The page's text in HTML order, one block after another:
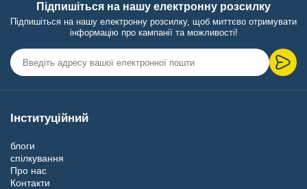
Підпишіться на нашу електронну розсилку
Підпишіться на нашу електронну розсилку, щоб миттєво отримувати
інформацію про кампанії та можливості!
Інституційний
блоги
спілкування
Про нас
Контакти